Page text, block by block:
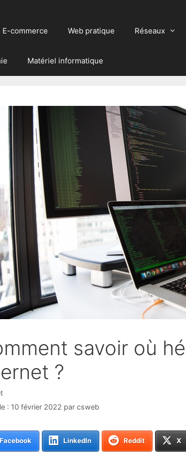
E-commerce Web pratique Réseaux
Matériel informatique
savoir où
?
10 février 2022 par csweb
Facebook LinkedIn Reddit X